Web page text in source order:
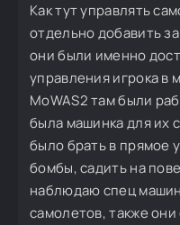
Как тут управлять
отдельно добавить
они были именно
управления игрока в
MoWAS2 там были
была машинка для их
было брать в прямое
бомбы, садить на
наблюдаю спец
самолетов, также они